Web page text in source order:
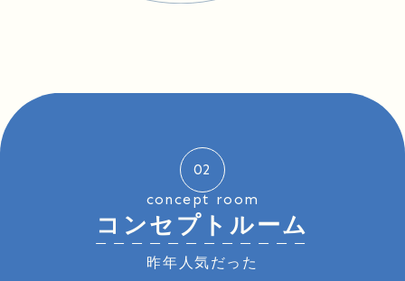
02
concept room
コンセプトルーム
昨年人気だった